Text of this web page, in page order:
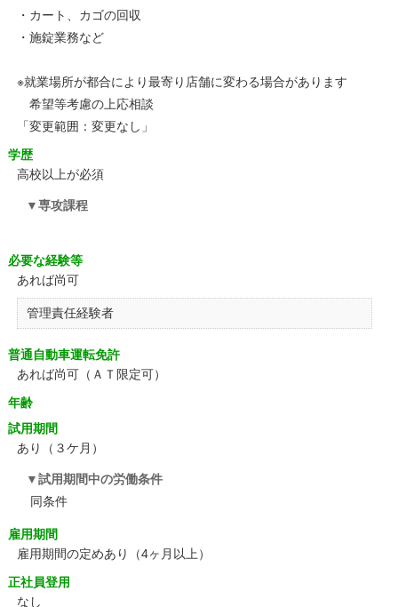
・カート、カゴの回収
・施錠業務など
※就業場所が都合により最寄り店舗に変わる場合があります
希望等考慮の上応相談
「変更範囲：変更なし」
学歴
高校以上が必須
専攻課程
必要な経験等
あれば尚可
管理責任経験者
普通自動車運転免許
あれば尚可（ＡＴ限定可）
年齢
試用期間
あり（３ケ月）
試用期間中の労働条件
同条件
雇用期間
雇用期間の定めあり（4ヶ月以上）
正社員登用
なし